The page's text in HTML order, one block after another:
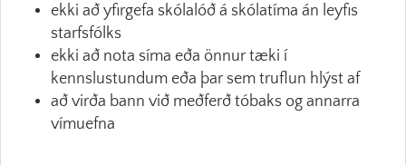
ekki að yfirgefa skólalóð á skólatíma án leyfis
starfsfólks
ekki að nota síma eða önnur tæki í
kennslustundum eða þar sem truflun hlýst af
að virða bann við meðferð tóbaks og annarra
vímuefna